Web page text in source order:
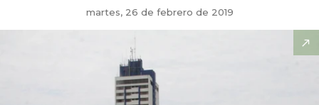
martes, 26 de febrero de 2019